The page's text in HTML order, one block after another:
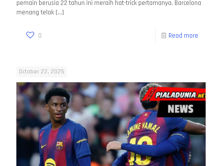
pemain berusia 22 tahun ini meraih hat-trick pertamanya. Barcelona
menang telak […]
0 Read more
October 22, 2025